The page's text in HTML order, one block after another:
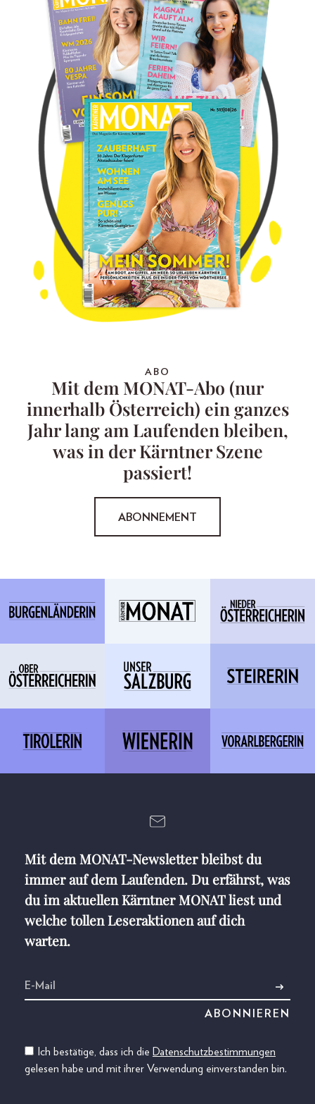
ABO
Mit dem MONAT-Abo (nur
innerhalb Österreich) ein ganzes
Jahr lang am Laufenden bleiben,
was in der Kärntner Szene
passiert!
ABONNEMENT
Mit dem MONAT-Newsletter bleibst du
immer auf dem Laufenden. Du erfährst, was
du im aktuellen Kärntner MONAT liest und
welche tollen Leseraktionen auf dich
warten.
Ich bestätige, dass ich die Datenschutzbestimmungen
gelesen habe und mit ihrer Verwendung einverstanden bin.